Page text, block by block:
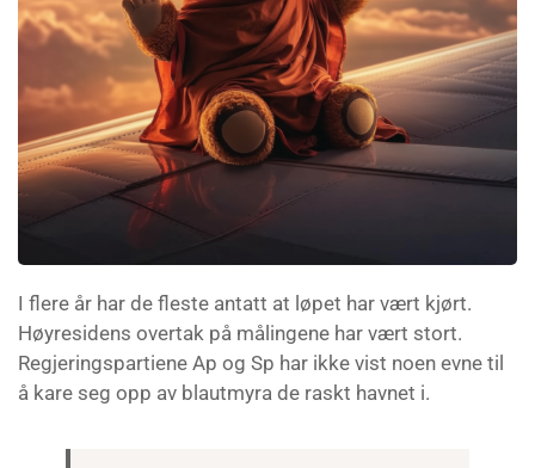
I flere år har de fleste antatt at løpet har vært kjørt.
Høyresidens overtak på målingene har vært stort.
Regjeringspartiene Ap og Sp har ikke vist noen evne til
å kare seg opp av blautmyra de raskt havnet i.